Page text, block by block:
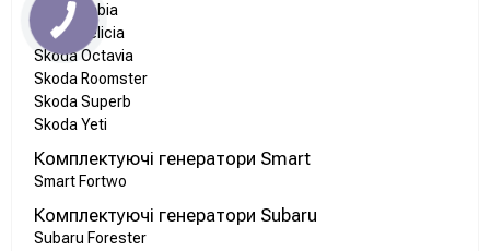
Skoda Fabia
Skoda Felicia
Skoda Octavia
Skoda Roomster
Skoda Superb
Skoda Yeti
Комплектуючі генератори Smart
Smart Fortwo
Комплектуючі генератори Subaru
Subaru Forester